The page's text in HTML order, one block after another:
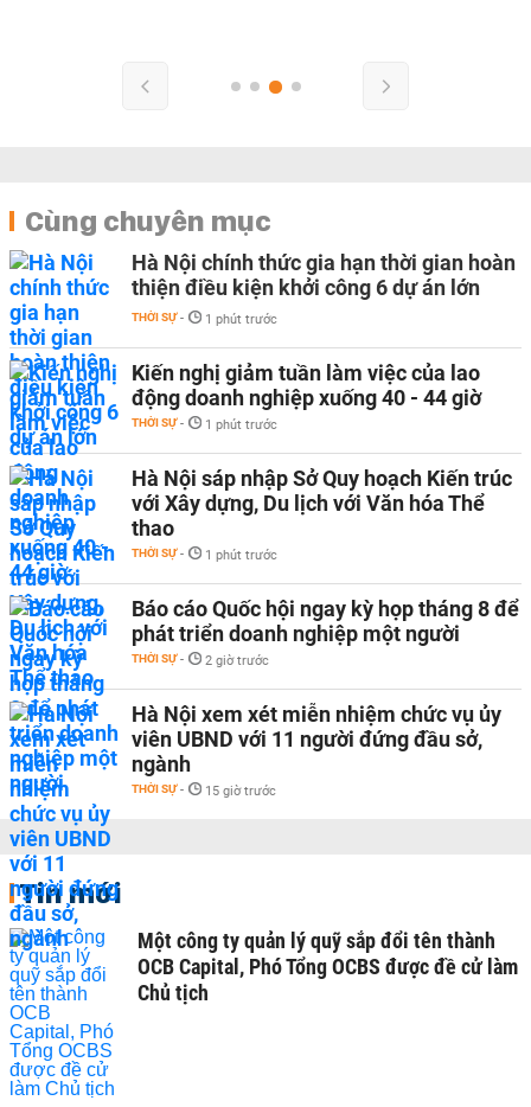
Cùng chuyên mục
Hà Nội chính thức gia hạn thời gian hoàn
thiện điều kiện khởi công 6 dự án lớn
THỜI SỰ - 1 phút trước
Kiến nghị giảm tuần làm việc của lao
động doanh nghiệp xuống 40 - 44 giờ
THỜI SỰ - 1 phút trước
Hà Nội sáp nhập Sở Quy hoạch Kiến trúc
với Xây dựng, Du lịch với Văn hóa Thể
thao
THỜI SỰ - 1 phút trước
Báo cáo Quốc hội ngay kỳ họp tháng 8 để
phát triển doanh nghiệp một người
THỜI SỰ - 2 giờ trước
Hà Nội xem xét miễn nhiệm chức vụ ủy
viên UBND với 11 người đứng đầu sở,
ngành
THỜI SỰ - 15 giờ trước
Tin mới
Một công ty quản lý quỹ sắp đổi tên thành
OCB Capital, Phó Tổng OCBS được đề cử làm
Chủ tịch